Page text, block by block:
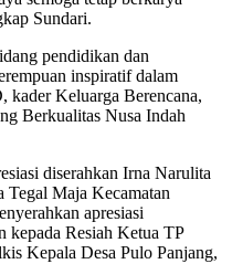
Sundari.
pendidikan dan
inspiratif dalam
kader Keluarga Berencana,
Berkualitas Nusa Indah
diserahkan Irna Narulita
Maja Kecamatan
apresiasi
kepada Resiah Ketua TP
Kepala Desa Pulo Panjang,